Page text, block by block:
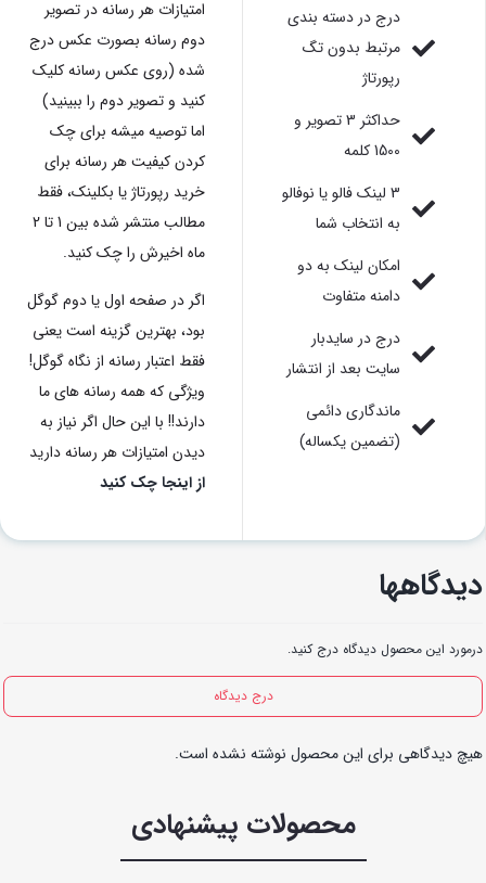
درج در دسته بندی
مرتبط بدون تگ
رپورتاژ
حداکثر 3 تصویر و
1500 کلمه
3 لینک فالو یا نوفالو
به انتخاب شما
امکان لینک به دو
دامنه متفاوت
درج در سایدبار
سایت بعد از انتشار
ماندگاری دائمی
(تضمین یکساله)
امتیازات هر رسانه در تصویر
دوم رسانه بصورت عکس درج
شده (روی عکس رسانه کلیک
کنید و تصویر دوم را ببینید)
اما توصیه میشه برای چک
کردن کیفیت هر رسانه برای
خرید رپورتاژ یا بکلینک، فقط
مطالب منتشر شده بین 1 تا 2
ماه اخیرش را چک کنید.
اگر در صفحه اول یا دوم گوگل
بود، بهترین گزینه است یعنی
فقط اعتبار رسانه از نگاه گوگل!
ویژگی که همه رسانه های ما
دارند!! با این حال اگر نیاز به
دیدن امتیازات هر رسانه دارید
از اینجا چک کنید
دیدگاهها
درمورد این محصول دیدگاه درج کنید.
درج دیدگاه
هیچ دیدگاهی برای این محصول نوشته نشده است.
محصولات پیشنهادی